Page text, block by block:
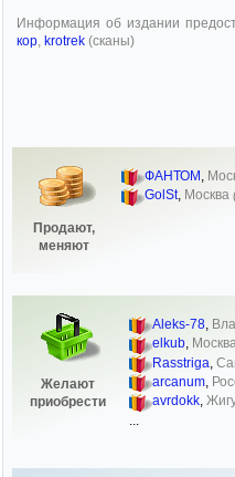
Информация об издании
кор, krotrek (сканы)
Продают,
меняют
ФАНТОМ ,
GolSt, Москва
Желают
приобрести
Aleks-78,
elkub,
Rasstriga
arcanum,
avrdokk,